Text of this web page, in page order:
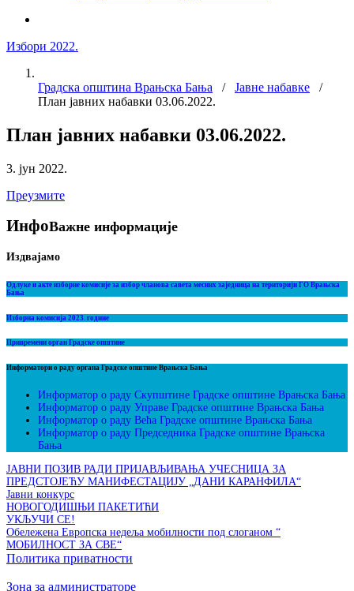
Избори 2022.
Градска општина Врањска Бања / Јавне набавке /
План јавних набавки 03.06.2022.
План јавних набавки 03.06.2022.
3. јун 2022.
Преузмите
ИнфоВажне информације
Издвајамо
Одлуке и акте изборне комисије за избор чланова савета месних заједница на територији ГО Врањска
Бања
Изборна комисија 2023. године
Привремени орган Градске општине
Информатори о раду органа Градске општине Врањска Бања
Информатор о раду Скупштине Градске општине Врањска Бања
Информатор о раду Управе Градске општине Врањска Бања
Информатор о раду Већа Градске општине Врањска Бања
Информатор о раду Председника Градске општине Врањска
Бања
ЈАВНИ ПОЗИВ РАДИ ПРИЈАВЉИВАЊА УЧЕСНИЦА ЗА
ПРЕДСТОЈЕЋУ МАНИФЕСТАЦИЈУ „ДАНИ КАРАНФИЛА“
Јавни конкурс
НОВОГОДИШЊИ ПАКЕТИЋИ
УКЉУЧИ СЕ!
Обележена Европска недеља мобилности под слоганом “
МОБИЛНОСТ ЗА СВЕ“
Политика приватности
Зона за администраторе